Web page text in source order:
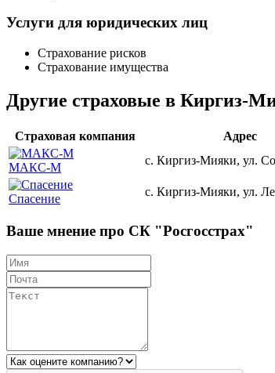
Услуги для юридических лиц
Страхование рисков
Страхование имущества
Другие страховые в Киргиз-
Страховая компания Адрес
МАКС-М
с. Киргиз-Мияки, ул.
Спасение
с. Киргиз-Мияки, ул.
Ваше мнение про СК "Росгосстрах"